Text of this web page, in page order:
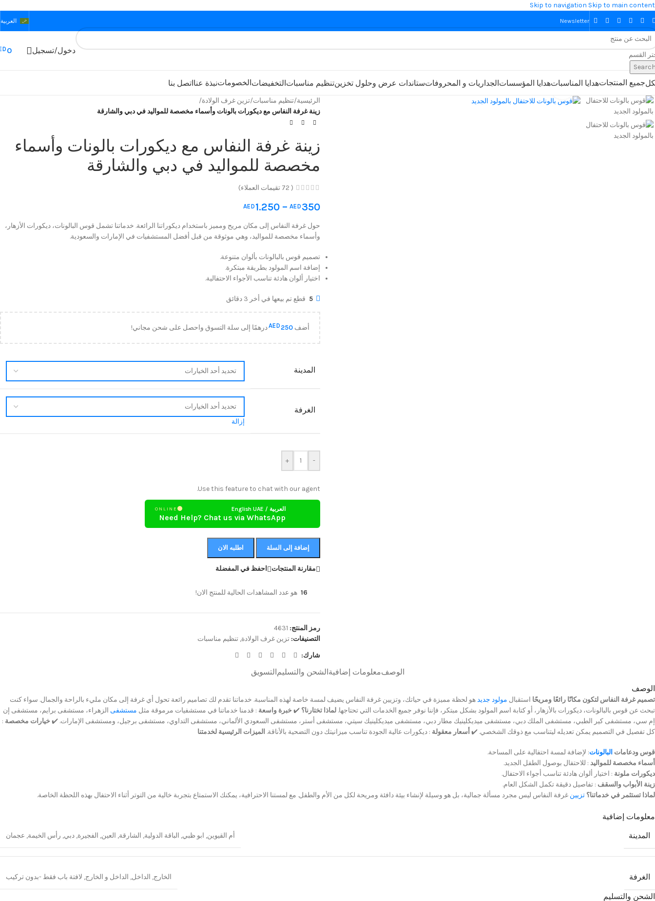
Skip to navigation Skip to main content
Newsletter العربية
القسم
دخول/تسجيل 0
جميع المنتجاتهدايا المناسباتهدايا المؤسساتالجداريات و المحروفاتستاندات عرض وحلول تخزينتنظيم مناسباتالتخفيضاتالخصوماتنبذة عنااتصل بنا Click to enlarge
الرئيسية/تنظيم مناسبات/تزين غرف الولادة/
زينة غرفة النفاس مع ديكورات بالونات وأسماء مخصصة للمواليد في دبي والشارقة
زينة غرفة النفاس مع ديكورات بالونات وأسماء
مخصصة للمواليد في دبي والشارقة
(
72 تقيمات العملاء)
AED 350
–
AED 1.250
حول غرفة النفاس إلى مكان مريح ومميز باستخدام ديكوراتنا الرائعة. خدماتنا تشمل قوس البالونات، ديكورات الأزهار،
وأسماء مخصصة للمواليد، وهي موثوقة من قبل أفضل المستشفيات في الإمارات والسعودية.
تصميم قوس بالبالونات بألوان متنوعة.
إضافة اسم المولود بطريقة مبتكرة.
اختيار ألوان هادئة تناسب الأجواء الاحتفالية.
5 قطع تم بيعها في أخر 3 دقائق
أضف AED 250 درهمًا إلى سلة التسوق واحصل على شحن مجاني!
المدينة
الغرفة
إزالة
-
+
Use this feature to chat with our agent.
العربية / English UAE ONLINE
Need Help? Chat us via WhatsApp
إضافة إلى السلة اطلبه الان
مقارنة المنتجات احفظ في المفضلة
16 هو عدد المشاهدات الحالية للمنتج الان!
رمز المنتج: 4631
التصنيفات: تزين غرف الولادة, تنظيم مناسبات
شارك:
الوصفمعلومات إضافيةالشحن والتسليمالتسويق
الوصف
تصميم غرفة النفاس لتكون مكانًا رائعًا ومريحًا استقبال مولود جديدهو لحظة مميزة في حياتك، وتزيين غرفة النفاس يضيف لمسة خاصة لهذه المناسبة. خدماتنا تقدم لك تصاميم رائعة تحول أي غرفة إلى مكان مليء بالراحة والجمال. سواء كنت
تبحث عن قوس بالبالونات، ديكورات بالأزهار، أو كتابة اسم المولود بشكل مبتكر، فإننا نوفر جميع الخدمات التي تحتاجها. لماذا تختارنا؟ ✔️ خبرة واسعة : قدمنا خدماتنا في مستشفيات مرموقة مثل مستشفى الزهراء، مستشفى برايم، مستشفى إن
إم سي، مستشفى كير الطبي، مستشفى الملك دبي، مستشفى ميديكلينيك مطار دبي، مستشفى ميديكلينيك سيتي، مستشفى أستر، مستشفى السعودي الألماني، مستشفى التداوي، مستشفى برجيل، ومستشفى الإمارات. ✔️ خيارات مخصصة :
كل تفصيل في التصميم يمكن تعديله ليتناسب مع ذوقك الشخصي. ✔️ أسعار معقولة : ديكورات عالية الجودة تناسب ميزانيتك دون التضحية بالأناقة. الميزات الرئيسية لخدمتنا
قوس ودعامات البالونات: لإضافة لمسة احتفالية على المساحة.
أسماء مخصصة للمواليد : للاحتفال بوصول الطفل الجديد.
ديكورات ملونة : اختيار ألوان هادئة تناسب أجواء الاحتفال.
زينة الأبواب والسقف : تفاصيل دقيقة تكمل الشكل العام.
لماذا تستثمر في خدماتنا؟ تزيين غرفة النفاس ليس مجرد مسألة جمالية، بل هو وسيلة لإنشاء بيئة دافئة ومريحة لكل من الأم والطفل. مع لمستنا الاحترافية، يمكنك الاستمتاع بتجربة خالية من التوتر أثناء الاحتفال بهذه اللحظة الخاصة.
معلومات إضافية
المدينة أم القيوين, ابو ظبي, الباقة الدولية, الشارقة, العين, الفجيرة, دبي, رأس الخيمة, عجمان
الغرفة الخارج, الداخل, الداخل و الخارج, لافتة باب فقط -بدون تركيب
الشحن والتسليم